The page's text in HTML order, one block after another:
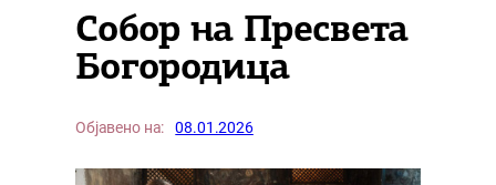
h
Собор на Пресвета
Богородица
Објавено на: 08.01.2026